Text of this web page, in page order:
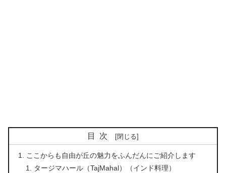
目次
ここからも自由が丘の魅力をふんだんにご紹介します
タージマハール（TajMahal）（インド料理）